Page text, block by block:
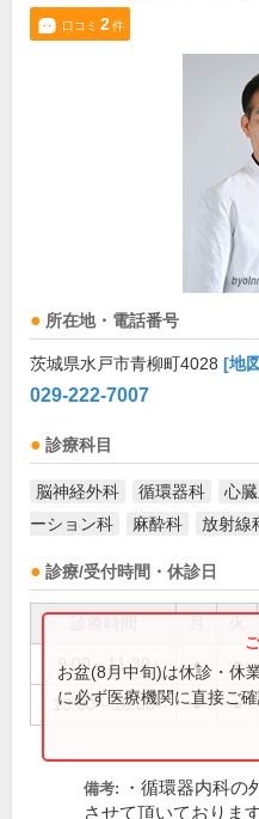
口コミ 2件
所在地・電話番号
茨城県水戸市青柳町4028 [地
029-222-7007
診療科目
脳神経外科 循環器科 心
ーション科
麻酔科 放射線
診療/受付時間・休診日
9:00～11:30 ● ●
13:00～16:00 ● ●
お盆(8月中旬)は休診・休
に必ず医療機関に直接ご確
備考:
・循環器内科の
させて頂いております